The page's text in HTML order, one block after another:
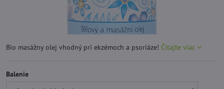
Bio masážny olej vhodný pri ekzémoch a psoriáze! Čítajte viac
Balenie